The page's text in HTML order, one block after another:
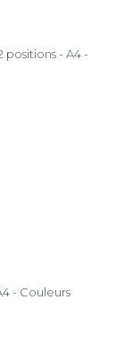
- A4 -
- Couleurs